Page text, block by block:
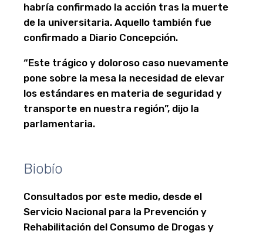
habría confirmado la acción tras la muerte
de la universitaria. Aquello también fue
confirmado a Diario Concepción.
“Este trágico y doloroso caso nuevamente
pone sobre la mesa la necesidad de elevar
los estándares en materia de seguridad y
transporte en nuestra región”, dijo la
parlamentaria.
Biobío
Consultados por este medio, desde el
Servicio Nacional para la Prevención y
Rehabilitación del Consumo de Drogas y